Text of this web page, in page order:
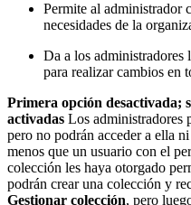
Permite al administrador
necesidades de la
Da a los administradores
para realizar cambios en
Primera opción desactivada;
activadas Los administradores
pero no podrán acceder a ella
menos que un usuario con el
colección les haya otorgado
podrán crear una colección y
Gestionar colección, pero